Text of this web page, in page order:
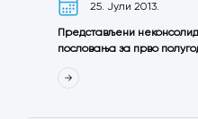
25. Јули 2013.
Представљени
пословања за прво